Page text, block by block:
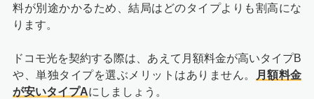
料が別途かかるため、結局はどのタイプよりも割高にな
ります。
ドコモ光を契約する際は、あえて月額料金が高いタイプB
や、単独タイプを選ぶメリットはありません。
月額料金
が安いタイプAにしましょう。